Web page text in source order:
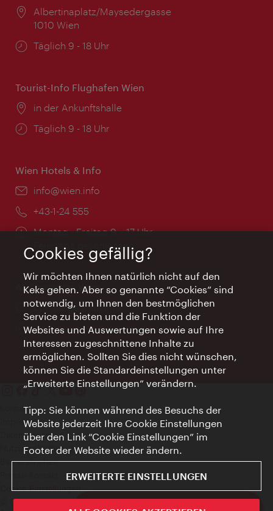
ivie - Die offizielle City Guide App
Ort:
Albertinaplatz/Maysedergasse
1010 Wien
Öffnungszeiten:
Täglich 9 - 18 Uhr
Tourist-Info Flughafen Wien
Ort:
in der Ankunftshalle
Öffnungszeiten:
Täglich 9 - 18 Uhr
Wien Hotels & Info
Email:
info@wien.info
Telefon:
+43-1-24 555
Öffnungszeiten:
Montag - Freitag 9 – 17 Uhr
Feiertags geschlossen
AI Concierge Wien
Ort:
concierge.wien.info
Öffnungszeiten:
Informationen rund um die Uhr
Kontakt
Impressum
Datenschutz
Nutzungsbedingungen
Barrierefreiheit
Cookie Einstellungen
© Copyright WienTourismus
Cookies gefällig?
Wir möchten Ihnen natürlich nicht auf den
Keks gehen. Aber so genannte “Cookies” sind
notwendig, um Ihnen den bestmöglichen
Service zu bieten und die Funktion der
Websites und Auswertungen sowie auf Ihre
Interessen zugeschnittene Inhalte zu
ermöglichen. Sollten Sie dies nicht wünschen,
können Sie die Standardeinstellungen unter
„Erweiterte Einstellungen“ verändern.
Tipp: Sie können während des Besuchs der
Website jederzeit Ihre Cookie Einstellungen
über den Link “Cookie Einstellungen” im
Footer der Website wieder ändern.
ERWEITERTE EINSTELLUNGEN